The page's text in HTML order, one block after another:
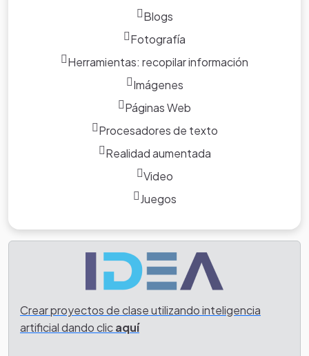
Blogs
Fotografía
Herramientas: recopilar información
Imágenes
Páginas Web
Procesadores de texto
Realidad aumentada
Video
Juegos
Crear proyectos de clase utilizando inteligencia
artificial dando clicaquí